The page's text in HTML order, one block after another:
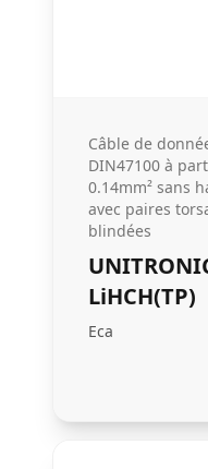
Câble de
DIN47100 à
0.14mm² sans
avec paires
blindées
LiHCH(TP)
Eca